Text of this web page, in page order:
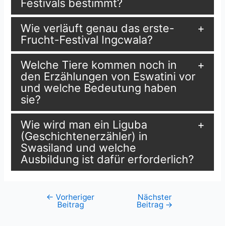
Festivals bestimmt?
Wie verläuft genau das erste-
Frucht-Festival Ingcwala?
Welche Tiere kommen noch in
den Erzählungen von Eswatini vor
und welche Bedeutung haben
sie?
Wie wird man ein Liguba
(Geschichtenerzähler) in
Swasiland und welche
Ausbildung ist dafür erforderlich?
Beitragsnavigation
← Vorheriger
Beitrag
Nächster
Beitrag →